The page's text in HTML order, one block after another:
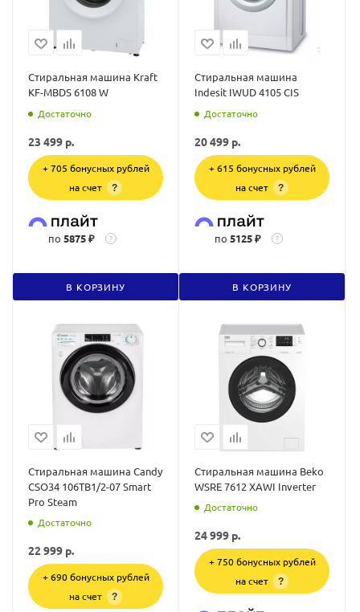
Стиральная машина Kraft
KF-MBDS 6108 W
Достаточно
23 499 р.
+ 705 бонусных рублей
на счет
?
по 5875 ₽ ?
В КОРЗИНУ
Стиральная машина
Indesit IWUD 4105 CIS
Достаточно
20 499 р.
+ 615 бонусных рублей
на счет
?
по 5125 ₽ ?
В КОРЗИНУ
Стиральная машина Candy
CSO34 106TB1/2-07 Smart
Pro Steam
Достаточно
22 999 р.
+ 690 бонусных рублей
на счет
?
Стиральная машина Beko
WSRE 7612 XAWI Inverter
Достаточно
24 999 р.
+ 750 бонусных рублей
на счет
?